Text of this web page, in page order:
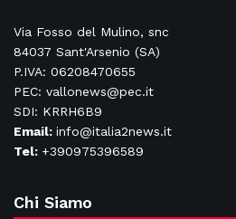
Via Fosso del Mulino, snc
84037 Sant'Arsenio (SA)
P.IVA: 06208470655
PEC: vallonews@pec.it
SDI: KRRH6B9
Email: info@italia2news.it
Tel: +390975396589
Chi Siamo